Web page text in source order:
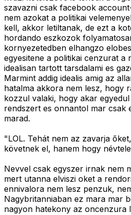
szavazni csak facebook
nem azokat a politikai
kell, akkor letiltanak, de ezt a
hordando eszkozok
kornyezetedben elhangzo
egyesitene a politikai cenzurat a
idealisan tartott tarsdalami es
Marmint addig idealis amig az
hatalma akkora nem lesz, hogy
kozzul valaki, hogy akar egyedul
rendszert es onnantol mar csak
marad.
"LOL. Tehát nem az zavarja
követnek el, hanem hogy
Nevvel csak egyszer irnak nem
mert utanna elviszi oket a
ennivalora nem lesz penzuk,
Nagybritanniaban ez mara mar
nagyon hatekony az oncenzura